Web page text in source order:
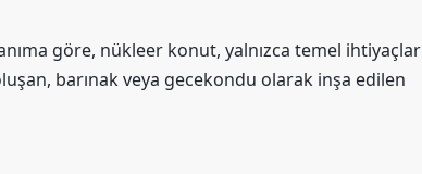
göre, nükleer konut, yalnızca temel
barınak veya gecekondu olarak inşa edilen